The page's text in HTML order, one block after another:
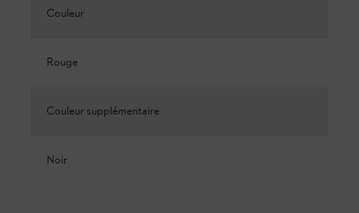
Couleur
Rouge
Couleur supplémentaire
Noir